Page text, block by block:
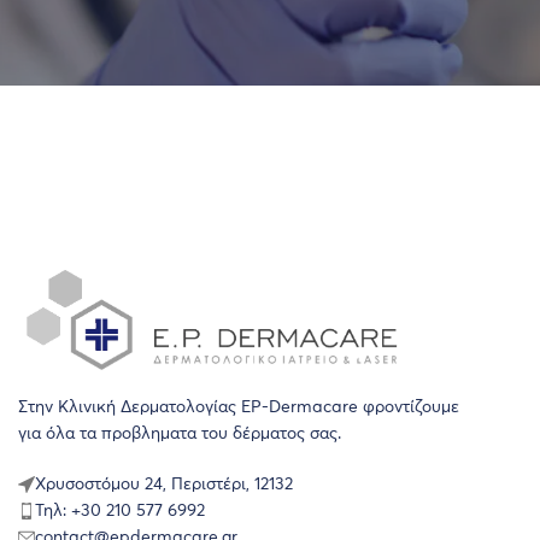
Στην Κλινική Δερματολογίας EP-Dermacare φροντίζουμε
για όλα τα προβληματα του δέρματος σας.
Χρυσοστόμου 24, Περιστέρι, 12132
Τηλ: +30 210 577 6992